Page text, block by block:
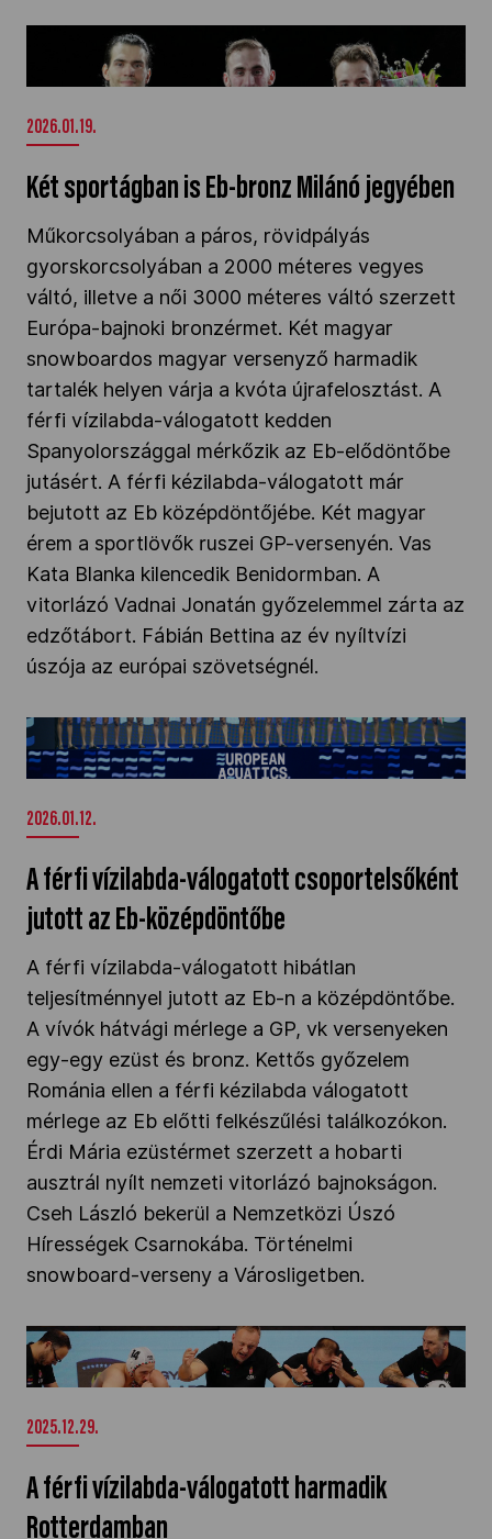
Két sportágban is Eb-bronz Milánó jegyében"
2026.01.19.
Két sportágban is Eb-bronz Milánó jegyében
Műkorcsolyában a páros, rövidpályás
gyorskorcsolyában a 2000 méteres vegyes
váltó, illetve a női 3000 méteres váltó szerzett
Európa-bajnoki bronzérmet. Két magyar
snowboardos magyar versenyző harmadik
tartalék helyen várja a kvóta újrafelosztást. A
férfi vízilabda-válogatott kedden
Spanyolországgal mérkőzik az Eb-elődöntőbe
jutásért. A férfi kézilabda-válogatott már
bejutott az Eb középdöntőjébe. Két magyar
érem a sportlövők ruszei GP-versenyén. Vas
Kata Blanka kilencedik Benidormban. A
vitorlázó Vadnai Jonatán győzelemmel zárta az
edzőtábort. Fábián Bettina az év nyíltvízi
úszója az európai szövetségnél.
A férfi vízilabda-válogatott csoportelsőként
jutott az Eb-középdöntőbe" />
2026.01.12.
A férfi vízilabda-válogatott csoportelsőként
jutott az Eb-középdöntőbe
A férfi vízilabda-válogatott hibátlan
teljesítménnyel jutott az Eb-n a középdöntőbe.
A vívók hátvági mérlege a GP, vk versenyeken
egy-egy ezüst és bronz. Kettős győzelem
Románia ellen a férfi kézilabda válogatott
mérlege az Eb előtti felkészűlési találkozókon.
Érdi Mária ezüstérmet szerzett a hobarti
ausztrál nyílt nemzeti vitorlázó bajnokságon.
Cseh László bekerül a Nemzetközi Úszó
Hírességek Csarnokába. Történelmi
snowboard-verseny a Városligetben.
A férfi vízilabda-válogatott harmadik
Rotterdamban" />
2025.12.29.
A férfi vízilabda-válogatott harmadik
Rotterdamban